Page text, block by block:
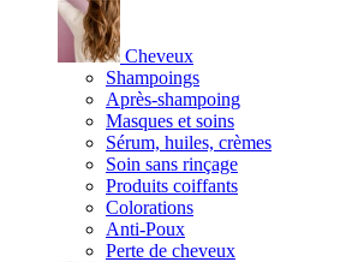
Cheveux
Shampoings
Après-shampoing
Masques et soins
Sérum, huiles, crèmes
Soin sans rinçage
Produits coiffants
Colorations
Anti-Poux
Perte de cheveux